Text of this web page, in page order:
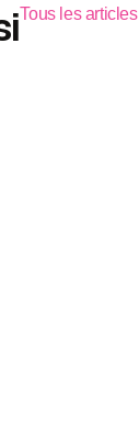
Tous les articles